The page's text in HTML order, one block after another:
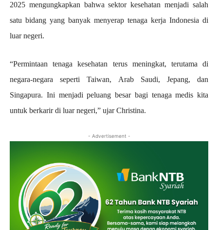
2025 mengungkapkan bahwa sektor kesehatan menjadi salah
satu bidang yang banyak menyerap tenaga kerja Indonesia di
luar negeri.
“Permintaan tenaga kesehatan terus meningkat, terutama di
negara-negara seperti Taiwan, Arab Saudi, Jepang, dan
Singapura. Ini menjadi peluang besar bagi tenaga medis kita
untuk berkarir di luar negeri,” ujar Christina.
- Advertisement -